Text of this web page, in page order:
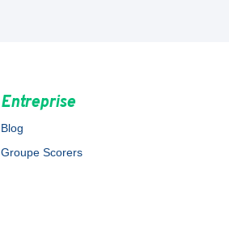
Entreprise
Blog
Groupe Scorers